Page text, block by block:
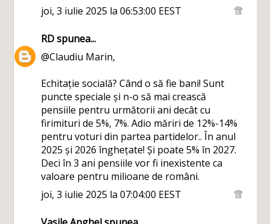
joi, 3 iulie 2025 la 06:53:00 EEST
RDspunea...
@Claudiu Marin,
Echitație socială? Când o să fie bani! Sunt
puncte speciale și n-o să mai crească
pensiile pentru următorii ani decât cu
firimituri de 5%, 7%. Adio măriri de 12%-14%
pentru voturi din partea partidelor.. În anul
2025 și 2026 înghețate! Și poate 5% în 2027.
Deci în 3 ani pensiile vor fi inexistente ca
valoare pentru milioane de români.
joi, 3 iulie 2025 la 07:04:00 EEST